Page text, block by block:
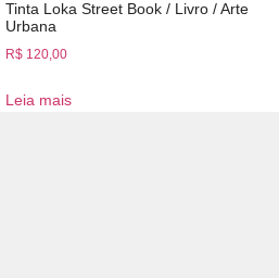
Tinta Loka Street Book / Livro / Arte
Urbana
R$ 120,00
Leia mais